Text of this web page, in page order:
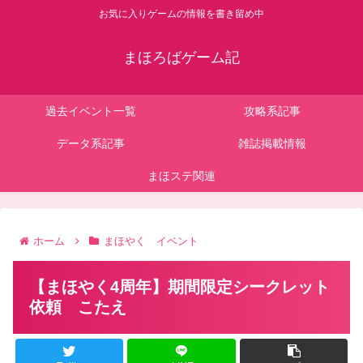
お気に入りゲームの情報を書き留め中
まほろばゲーム記
過去イベント一覧 攻略系記事
データ系記事 雑誌掲載情報
まほステ関連
ホーム まほやく イベント
【まほやく4周年】期間限定シークレット
依頼 こたえ